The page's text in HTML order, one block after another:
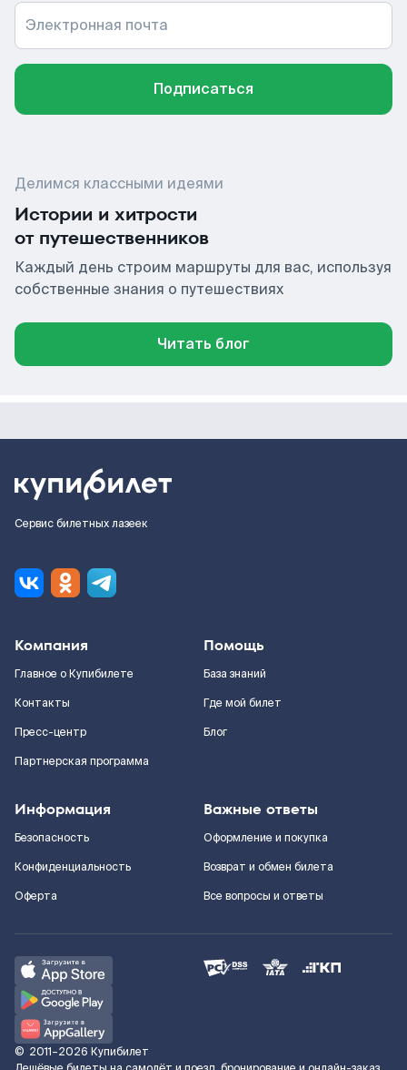
Электронная почта
Подписаться
Делимся классными идеями
Истории и хитрости
от путешественников
Каждый день строим маршруты для вас, используя
собственные знания о путешествиях
Читать блог
Сервис билетных лазеек
Компания
Главное о Купибилете
Контакты
Пресс-центр
Партнерская программа
Помощь
База знаний
Где мой билет
Блог
Информация
Безопасность
Конфиденциальность
Оферта
Важные ответы
Оформление и покупка
Возврат и обмен билета
Все вопросы и ответы
© 2011–2026 Купибилет